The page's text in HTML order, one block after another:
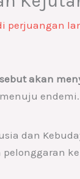
perjuangan
akan
endemi.
dan